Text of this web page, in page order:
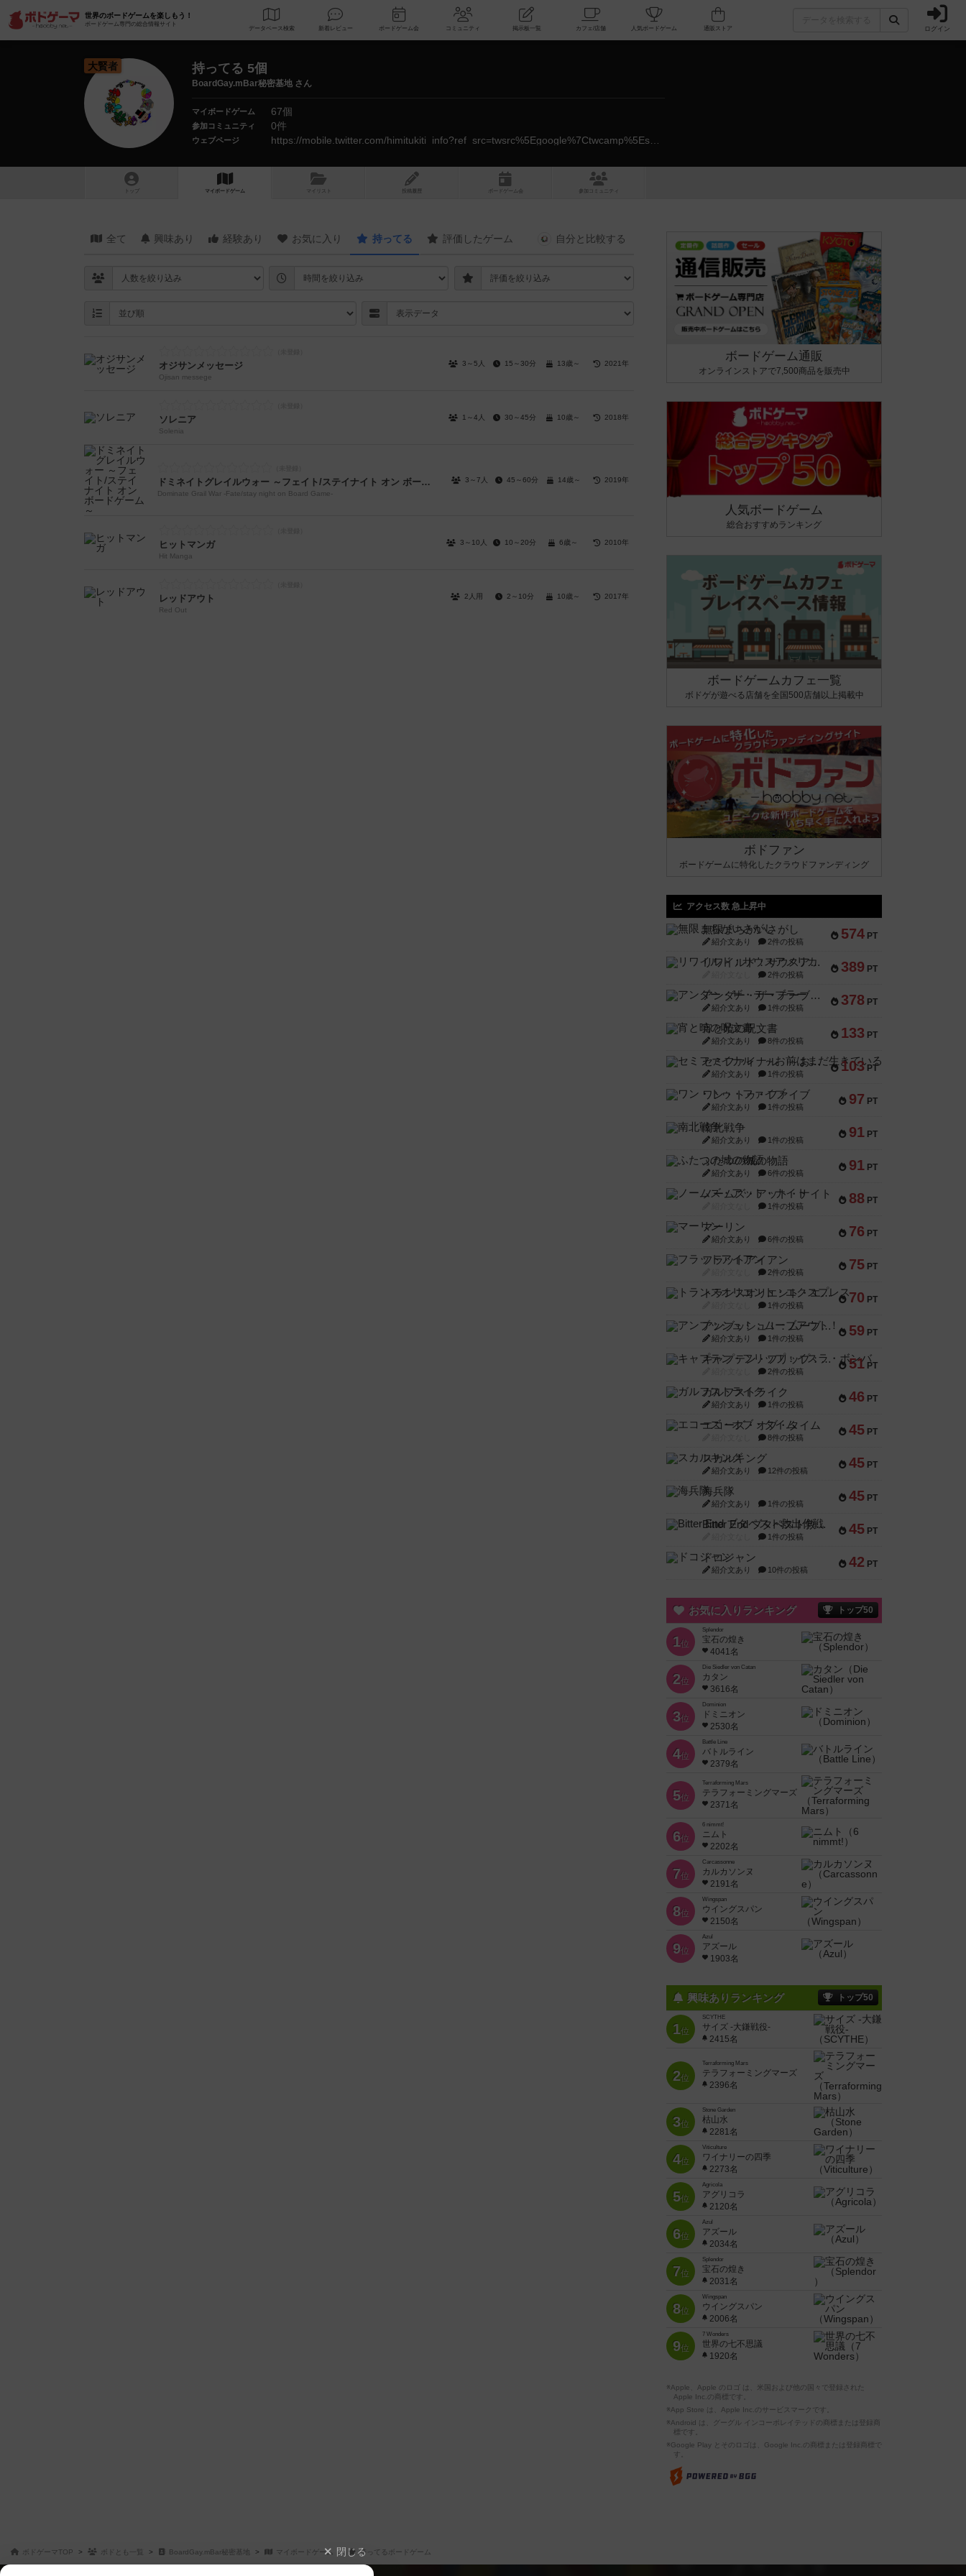
世界のボードゲームを楽しもう！
ボードゲーム専門の総合情報サイト
データベース 検索 新着レビュー ボードゲーム会 コミュニティ 掲示板一覧 カフェ/店舗 人気ボードゲーム ログイン
大賢者 持ってる 5個
BoardGay.mBar秘密基地 さん
マイボードゲーム 67個
参加コミュニティ 0件
ウェブページ
トップ マイボードゲーム マイリスト 投稿履歴 ボ ドゲ ーム コミュニティ
全て 興味あり 経験あり お気に入り 持ってる 評価したゲーム 自分と 比較する
オジサンメッセージ
Ojisan messege
3～5人 15～30分 13歳～ 2021年
ソレニア
Solenia
1～4人 30～45分 10歳～ 2018年
ドミネイトグレイルウォー ～フェイト/ステイナイト オン ボードゲーム～
Dominate Grail War -Fate/stay night on Board Game-
3～7人 45～60分 14歳～ 2019年
ヒットマンガ
Hit Manga
3～10人 10～20分 6歳～ 2010年
レッドアウト
Red Out
2人用 2～10分 10歳～ 2017年
ボードゲーム通販
オンラインストアで7,500商品を販売中
人気ボードゲーム
総合おすすめランキング
ボードゲームカフェ一覧
ボドゲが遊べる店舗を全国500店舗以上掲載中
ボドファン
ボードゲームに特化したクラウドファンディング
アクセス数 急上昇中
574 PT
無限まちがいさがし
紹介文あり 2件の投稿
389 PT
リワイルド：サウスアメリカ
2件の投稿
378 PT
アンダー・ザ・テーブラー
紹介文あり 1件の投稿
133 PT
宵と暁の呪文書
紹介文あり 8件の投稿
103 PT
セミファイナル ～お前はまだ生きている～
紹介文あり 1件の投稿
97 PT
ワン・トゥ・ファイブ
紹介文あり 1件の投稿
91 PT
南北戦争
紹介文あり 1件の投稿
91 PT
ふたつの城の物語
紹介文あり 6件の投稿
88 PT
ノームズ・アット・ナイト
1件の投稿
76 PT
マーリン
紹介文あり 6件の投稿
75 PT
フラットアイアン
2件の投稿
70 PT
トランスオリエント・エクスプレス
1件の投稿
59 PT
アンブッシュ！：ムーブアウト！
紹介文あり 1件の投稿
51 PT
キャプテン・フリップ：イスラ・ボンバ
2件の投稿
46 PT
ガルフストライク
紹介文あり 1件の投稿
45 PT
エコーズ・オブ・タイム
8件の投稿
45 PT
スカルキング
紹介文あり 12件の投稿
45 PT
海兵隊
紹介文あり 1件の投稿
45 PT
Bitter End ブタペスト救出作戦
1件の投稿
42 PT
ドコジャン
紹介文あり 10件の投稿
お気に入りランキング トップ50
1位
Splendor
宝石の煌き
4041名
2位
Die Siedler von Catan
カタン
3616名
3位
Dominion
ドミニオン
2530名
4位
Battle Line
バトルライン
2379名
5位
Terraforming Mars
テラフォーミングマーズ
2371名
6位
6 nimmt!
ニムト
2202名
7位
Carcassonne
カルカソンヌ
2191名
8位
Wingspan
ウイングスパン
2150名
9位
Azul
アズール
1903名
興味ありランキング トップ50
1位
SCYTHE
サイズ -大鎌戦役-
2415名
2位
Terraforming Mars
テラフォーミングマーズ
2396名
3位
Stone Garden
枯山水
2281名
4位
Viticulture
ワイナリーの四季
2273名
5位
Agricola
アグリコラ
2120名
6位
Azul
アズール
2034名
7位
Splendor
宝石の煌き
2031名
8位
Wingspan
ウイングスパン
2006名
9位
7 Wonders
世界の七不思議
1920名
※Apple、Apple のロゴ は、米国および他の国々で登録された
Apple Inc.の商標です。
※App Store は、Apple Inc.のサービスマークです。
※Android は、グーグル インコーポレイテッドの商標または登録商
標です。
※Google Play とそのロゴは、Google Inc.の商標または登録商標で
す。
ボドゲーマTOP ボドとも一覧 BoardGay.mBar秘密基地 マイボードゲーム 持ってるボードゲーム
閉じる